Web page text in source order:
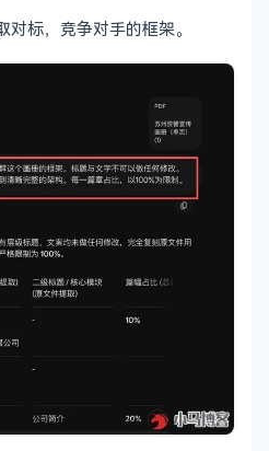
标，竞争对手的框架。